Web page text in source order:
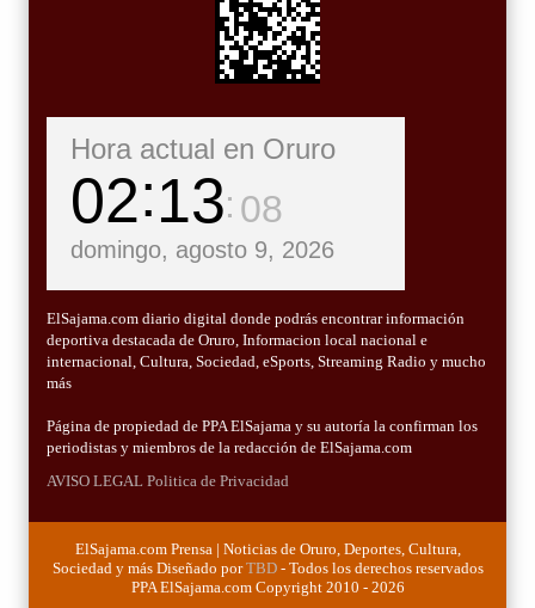
Hora actual en Oruro
02 13 09
domingo, agosto 9, 2026
ElSajama.com diario digital donde podrás encontrar información
deportiva destacada de Oruro, Informacion local nacional e
internacional, Cultura, Sociedad, eSports, Streaming Radio y mucho
más
Página de propiedad de PPA ElSajama y su autoría la confirman los
periodistas y miembros de la redacción de ElSajama.com
AVISO LEGAL Politica de Privacidad
ElSajama.com Prensa | Noticias de Oruro, Deportes, Cultura,
Sociedad y más Diseñado porTBD- Todos los derechos reservados
PPA ElSajama.com Copyright 2010 - 2026